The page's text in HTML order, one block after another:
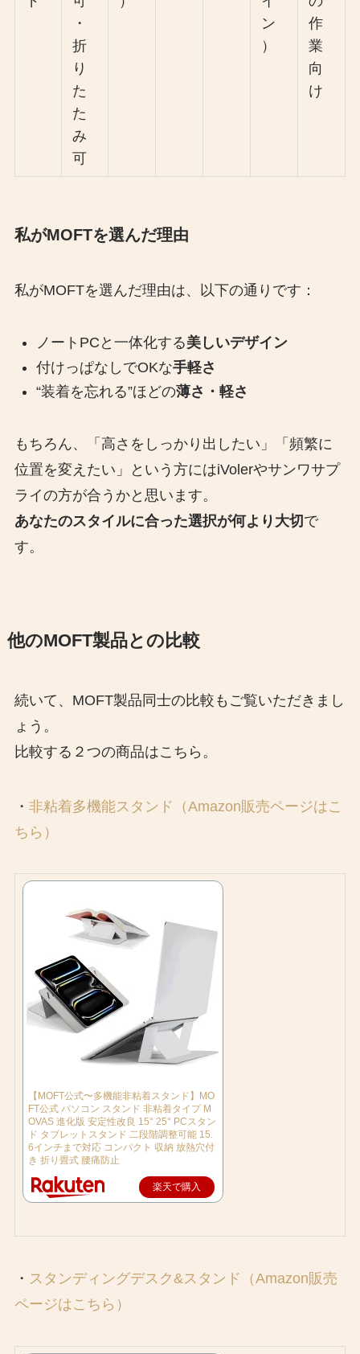
・
折
り
た
た
み
可
ン
）
作
業
向
け
私がMOFTを選んだ理由
私がMOFTを選んだ理由は、以下の通りです：
ノートPCと一体化する美しいデザイン
付けっぱなしでOKな手軽さ
“装着を忘れる”ほどの薄さ・軽さ
もちろん、「高さをしっかり出したい」「頻繁に
位置を変えたい」という方にはiVolerやサンワサプ
ライの方が合うかと思います。
あなたのスタイルに合った選択が何より大切で
す。
他のMOFT製品との比較
続いて、MOFT製品同士の比較もご覧いただきまし
ょう。
比較する２つの商品はこちら。
・ 非粘着多機能スタンド（Amazon販売ページはこ
ちら）
【MOFT公式〜多機能非粘着スタンド】MO
FT公式 パソコン スタンド 非粘着タイプ M
OVAS 進化版 安定性改良 15° 25° PCスタン
ド タブレットスタンド 二段階調整可能 15.
6インチまで対応 コンパクト 収納 放熱穴付
き 折り畳式 腰痛防止
楽天で購入
・ スタンディングデスク&スタンド（Amazon販売
ページはこちら）